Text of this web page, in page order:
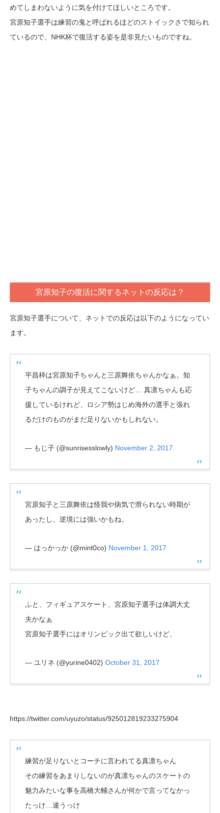
めてしまわないように気を付けてほしいところです。
宮原知子選手は練習の鬼と呼ばれるほどのストイックさで知られ
ているので、NHK杯で復活する姿を是非見たいものですね。
宮原知子の復活に関するネットの反応は？
宮原知子選手について、ネットでの反応は以下のようになってい
ます。
平昌枠は宮原知子ちゃんと三原舞依ちゃんかなぁ。知
子ちゃんの調子が見えてこないけど… 真凛ちゃんも応
援しているけれど、ロシア勢はじめ海外の選手と張れ
るだけのものがまだ足りないかもしれない。
— もじ子 (@sunrisesslowly) November 2, 2017
宮原知子と三原舞依は怪我や病気で滑られない時期が
あったし、逆境には強いかもね。
— はっかっか (@mint0co) November 1, 2017
ふと、フィギュアスケート、宮原知子選手は体調大丈
夫かなぁ
宮原知子選手にはオリンピック出て欲しいけど、
— ユリネ (@yurine0402) October 31, 2017
https://twitter.com/uyuzo/status/925012819233275904
練習が足りないとコーチに言われてる真凛ちゃん
その練習をあまりしないのが真凛ちゃんのスケートの
魅力みたいな事を高橋大輔さんが何かで言ってなかっ
たっけ…違うっけ